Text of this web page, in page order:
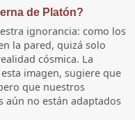
de Platón?
ignorancia: como los
la pared, quizá solo
cósmica. La
imagen, sugiere que
que nuestros
aún no están adaptados